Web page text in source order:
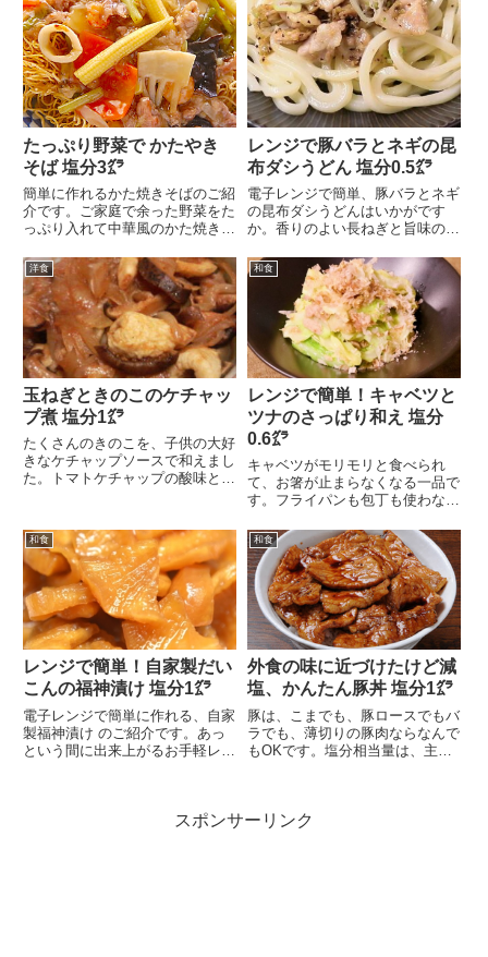
たっぷり野菜で かたやき
そば 塩分3㌘
簡単に作れるかた焼きそばのご紹
介です。ご家庭で余った野菜をた
っぷり入れて中華風のかた焼きそ
レンジで豚バラとネギの昆
布ダシうどん 塩分0.5㌘
電子レンジで簡単、豚バラとネギ
の昆布ダシうどんはいかがです
か。香りのよい長ねぎと旨味のあ
洋食
玉ねぎときのこのケチャッ
プ煮 塩分1㌘
たくさんのきのこを、子供の大好
きなケチャップソースで和えまし
た。トマトケチャップの酸味とバ
和食
レンジで簡単！キャベツと
ツナのさっぱり和え 塩分
0.6㌘
キャベツがモリモリと食べられ
て、お箸が止まらなくなる一品で
す。フライパンも包丁も使わない
和食
レンジで簡単！自家製だい
こんの福神漬け 塩分1㌘
電子レンジで簡単に作れる、自家
製福神漬け のご紹介です。あっ
という間に出来上がるお手軽レシ
和食
外食の味に近づけたけど減
塩、かんたん豚丼 塩分1㌘
豚は、こまでも、豚ロースでもバ
ラでも、薄切りの豚肉ならなんで
もOKです。塩分相当量は、主に
スポンサーリンク